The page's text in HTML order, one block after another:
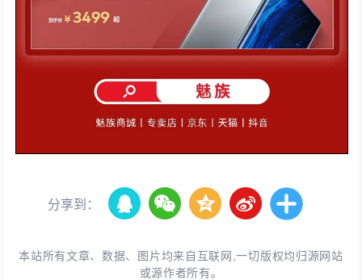
分享到：
本站所有文章、数据、图片均来自互联网,一切版权均归源网站
或源作者所有。